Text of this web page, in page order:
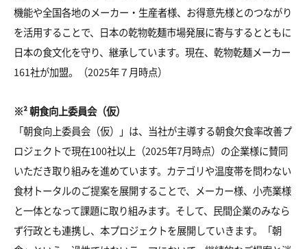
機能や全国各地のメーカー・生産者様、お得意先様とのつながり
を活用することで、日本の乾物乾麺市場発展に寄与するとともに
日本の食文化を守り、継承しています。現在、乾物乾麺メーカー
161社が加盟。（2025年７月時点）
※² 朝食向上委員会（仮）
「朝食向上委員会（仮）」は、当社が主導する朝食欠食率改善プ
ロジェクトで現在100社以上（2025年7月時点）の企業様に賛同
いただき取り組みを進めています。カテゴリや温度帯を問わない
食材トータルのご提案を展開することで、メーカー様、小売業様
と一体となって課題に取り組みます。そして、民間企業のみなら
ず行政とも連携し、本プロジェクトを展開していきます。「朝